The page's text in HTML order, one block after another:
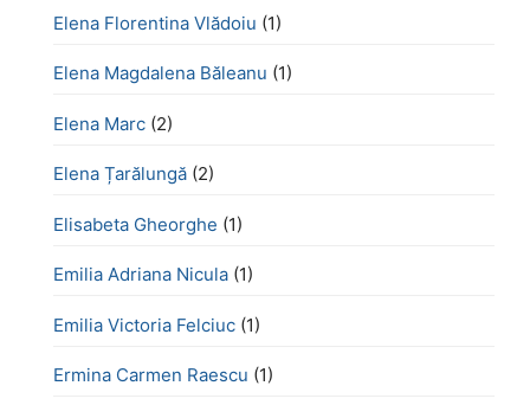
Elena Florentina Vlădoiu (1)
Elena Magdalena Băleanu (1)
Elena Marc (2)
Elena Țarălungă (2)
Elisabeta Gheorghe (1)
Emilia Adriana Nicula (1)
Emilia Victoria Felciuc (1)
Ermina Carmen Raescu (1)